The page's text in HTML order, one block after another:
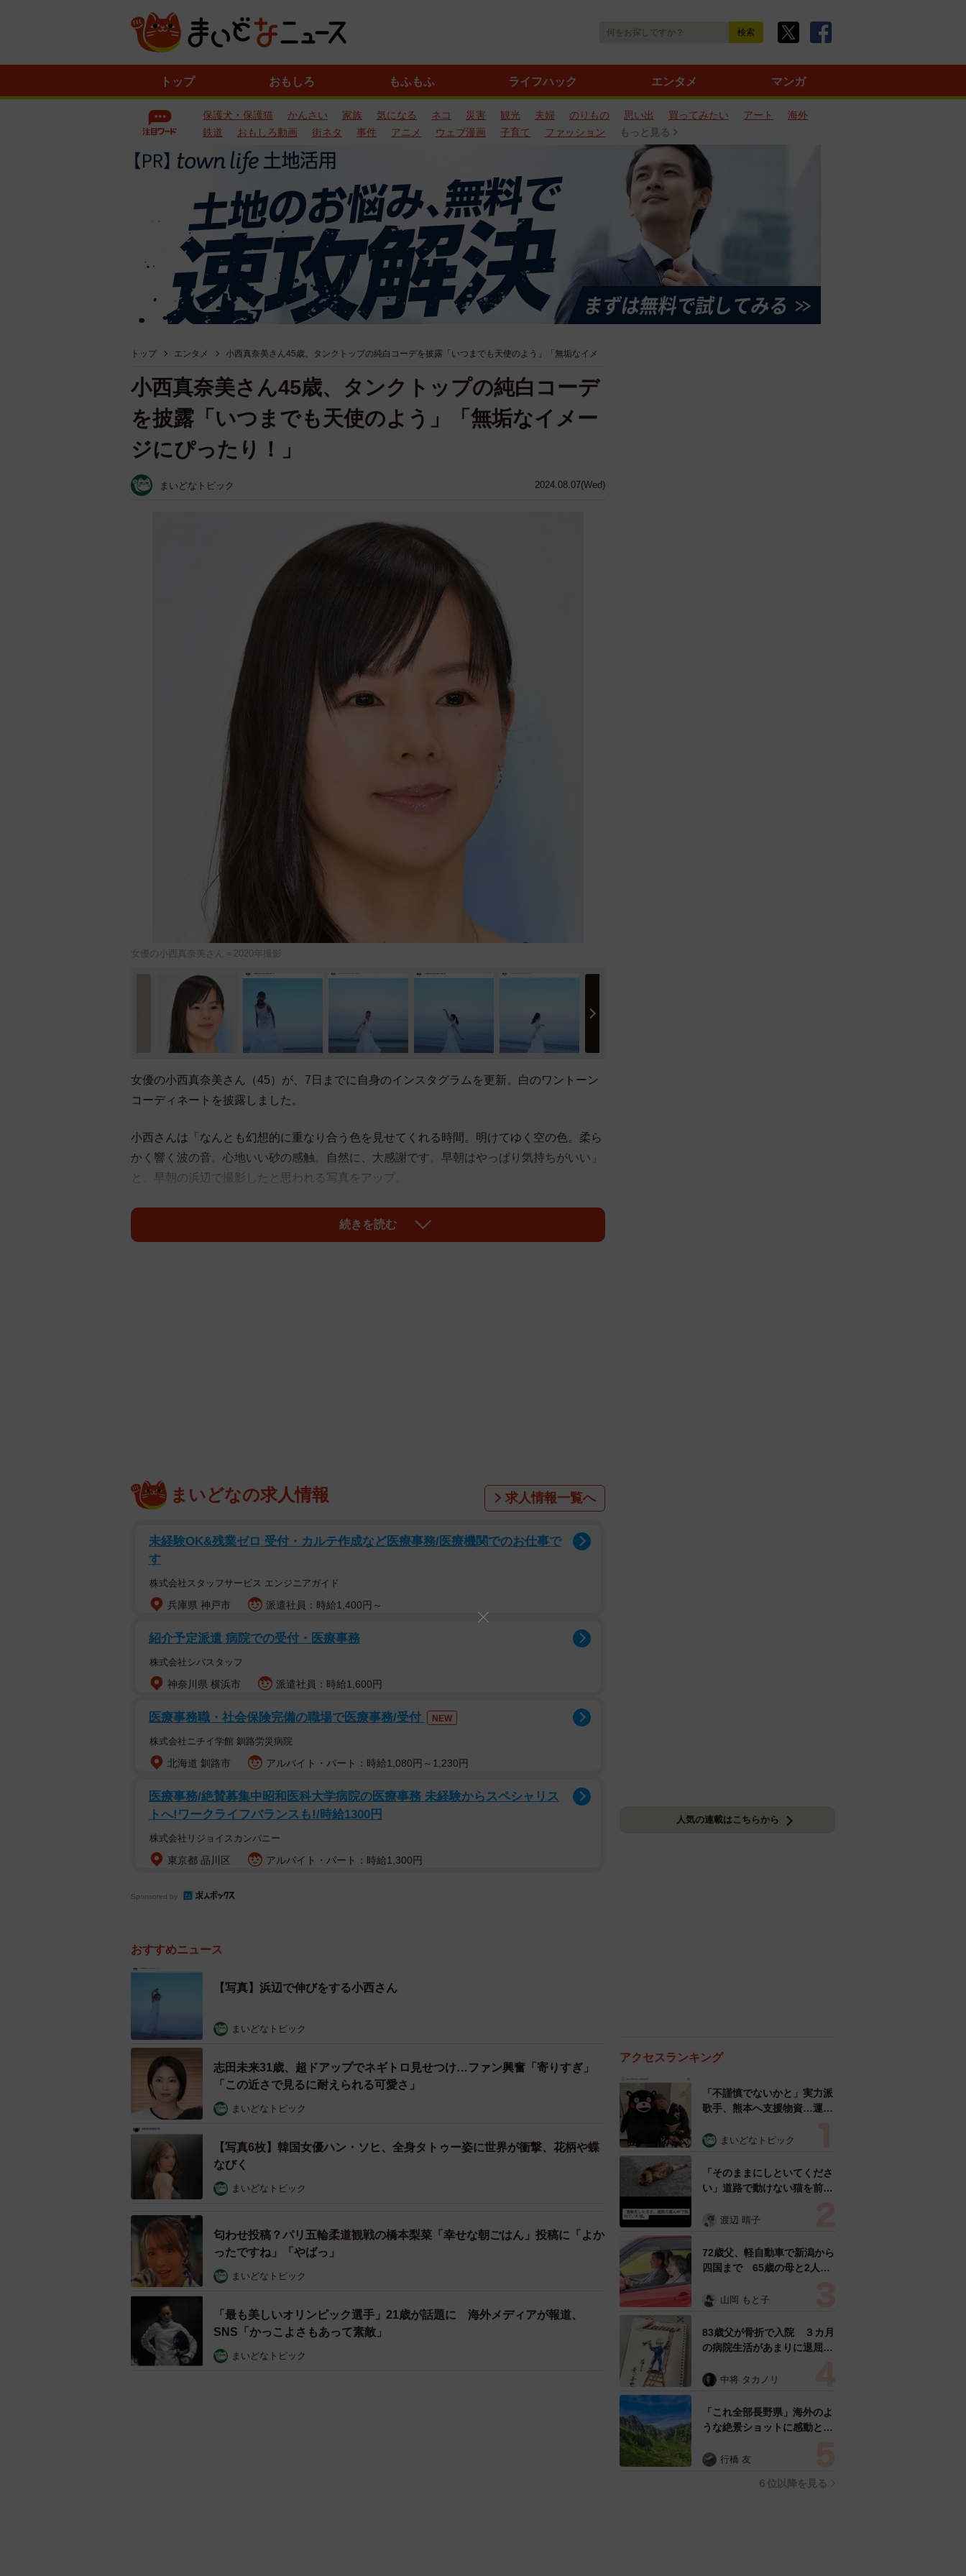
トップ おもしろ もふもふ ライフハック エンタメ マンガ
保護犬・保護猫 かんさい 家族 気になる ネコ 災害 観光 夫婦 のりもの 思い出 買ってみたい アート
海外
鉄道
おもしろ動画 街ネタ 事件 アニメ ウェブ漫画 子育て ファッション もっと見る
トップ エンタメ 小西真奈美さん45歳、タンクトップの純白コーデを披露「いつまでも天使のよう」「無垢なイメ
2024.08.07(Wed)
小西真奈美さん45歳、タンクトップの純白コーデ
を披露「いつまでも天使のよう」「無垢なイメー
ジにぴったり！」
まいどなトピック
女優の小西真奈美さん＝2020年撮影
女優の小西真奈美さん（45）が、7日までに自身のインスタグラムを更新。白のワントーン
コーディネートを披露しました。
小西さんは「なんとも幻想的に重なり合う色を見せてくれる時間。明けてゆく空の色。柔ら
かく響く波の音。心地いい砂の感触。自然に、大感謝です。早朝はやっぱり気持ちがいい」
と、早朝の浜辺で撮影したと思われる写真をアップ。
タンクトップとスカートの白でまとめたコーディネートには「そのまま写真集出せそうなく
らい素敵な景色 素敵な笑顔」「いつまでも天使のようです」「真奈美さんの無垢なイメージ
続きを読む
まいどなの求人情報 求人情報一覧へ
未経験OK&残業ゼロ 受付・カルテ作成など医療事務/医療機関でのお仕事で
す
株式会社スタッフサービス エンジニアガイド
兵庫県 神戸市 派遣社員：時給1,400円～
紹介予定派遣 病院での受付・医療事務
株式会社シバスタッフ
神奈川県 横浜市 派遣社員：時給1,600円
医療事務職・社会保険完備の職場で医療事務/受付 NEW
株式会社ニチイ学館 釧路労災病院
北海道 釧路市 アルバイト・パート：時給1,080円～1,230円
医療事務/絶賛募集中昭和医科大学病院の医療事務 未経験からスペシャリス
トへ!ワークライフバランスも!/時給1300円
株式会社リジョイスカンパニー
東京都 品川区 アルバイト・パート：時給1,300円
Sponsored by
おすすめニュース
【写真】浜辺で伸びをする小西さん
まいどなトピック
志田未来31歳、超ドアップでネギトロ見せつけ…ファン興奮「寄りすぎ」
「この近さで見るに耐えられる可愛さ」
まいどなトピック
【写真6枚】韓国女優ハン・ソヒ、全身タトゥー姿に世界が衝撃、花柄や蝶
なびく
まいどなトピック
匂わせ投稿？パリ五輪柔道観戦の橋本梨菜「幸せな朝ごはん」投稿に「よか
ったですね」「やばっ」
まいどなトピック
「最も美しいオリンピック選手」21歳が話題に 海外メディアが報道、
SNS「かっこよさもあって素敵」
まいどなトピック
人気の連載はこちらから
アクセスランキング
「不謹慎でないかと」実力派
歌手、熊本へ支援物資…運搬
めらい 「痛いほど伝わる」
まいどなトピック
「そのままにしといてくださ
い」道路で動けない猫を前に
ようとした4日間 「命の重
表の訴え
渡辺 晴子
72歳父、軽自動車で新潟から
四国まで 65歳の母と2人で
憩まで分刻み… 「大学生で
山岡 もと子
83歳父が骨折で入院 ３カ月
の病院生活があまりに退屈で
い！」→スケッチブックを見
すよ…」
中将 タカノリ
「これ全部長野県」海外のよ
うな絶景ショットに感動と反
ったんだって気づいた」
行橋 友
６位以降を見る